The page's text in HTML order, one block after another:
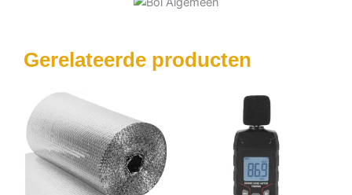
Gerelateerde producten